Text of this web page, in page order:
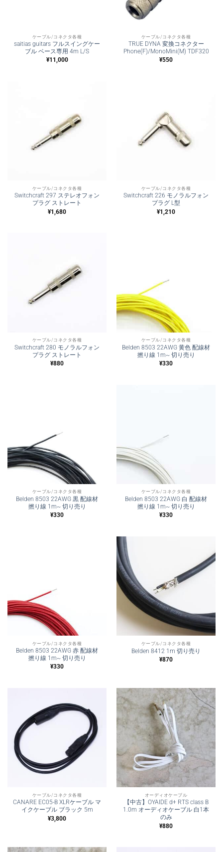
ケーブル/コネクタ各種
saitias guitars フルスイングケー
ブル ベース専用 4m L/S
¥11,000
ケーブル/コネクタ各種
TRUE DYNA 変換コネクター
Phone(F)/MonoMini(M) TDF320
¥550
ケーブル/コネクタ各種
Switchcraft 297 ステレオフォン
プラグ ストレート
¥1,680
ケーブル/コネクタ各種
Switchcraft 226 モノラルフォン
プラグ L型
¥1,210
ケーブル/コネクタ各種
Switchcraft 280 モノラルフォン
プラグ ストレート
¥880
ケーブル/コネクタ各種
Belden 8503 22AWG 黄色 配線材
撚り線 1m~ 切り売り
¥330
ケーブル/コネクタ各種
Belden 8503 22AWG 黒 配線材
撚り線 1m~ 切り売り
¥330
ケーブル/コネクタ各種
Belden 8503 22AWG 白 配線材
撚り線 1m~ 切り売り
¥330
ケーブル/コネクタ各種
Belden 8503 22AWG 赤 配線材
撚り線 1m~ 切り売り
¥330
ケーブル/コネクタ各種
Belden 8412 1m 切り売り
¥870
ケーブル/コネクタ各種
CANARE EC05-B XLRケーブル マ
イクケーブル ブラック 5m
¥3,800
オーディオケーブル
【中古】OYAIDE d+ RTS class B
1.0m オーディオケーブル 白1本
のみ
¥880